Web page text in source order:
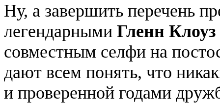
Ну, а завершить перечень
легендарными Гленн Клоуз
совместным селфи на
дают всем понять, что
и проверенной годами